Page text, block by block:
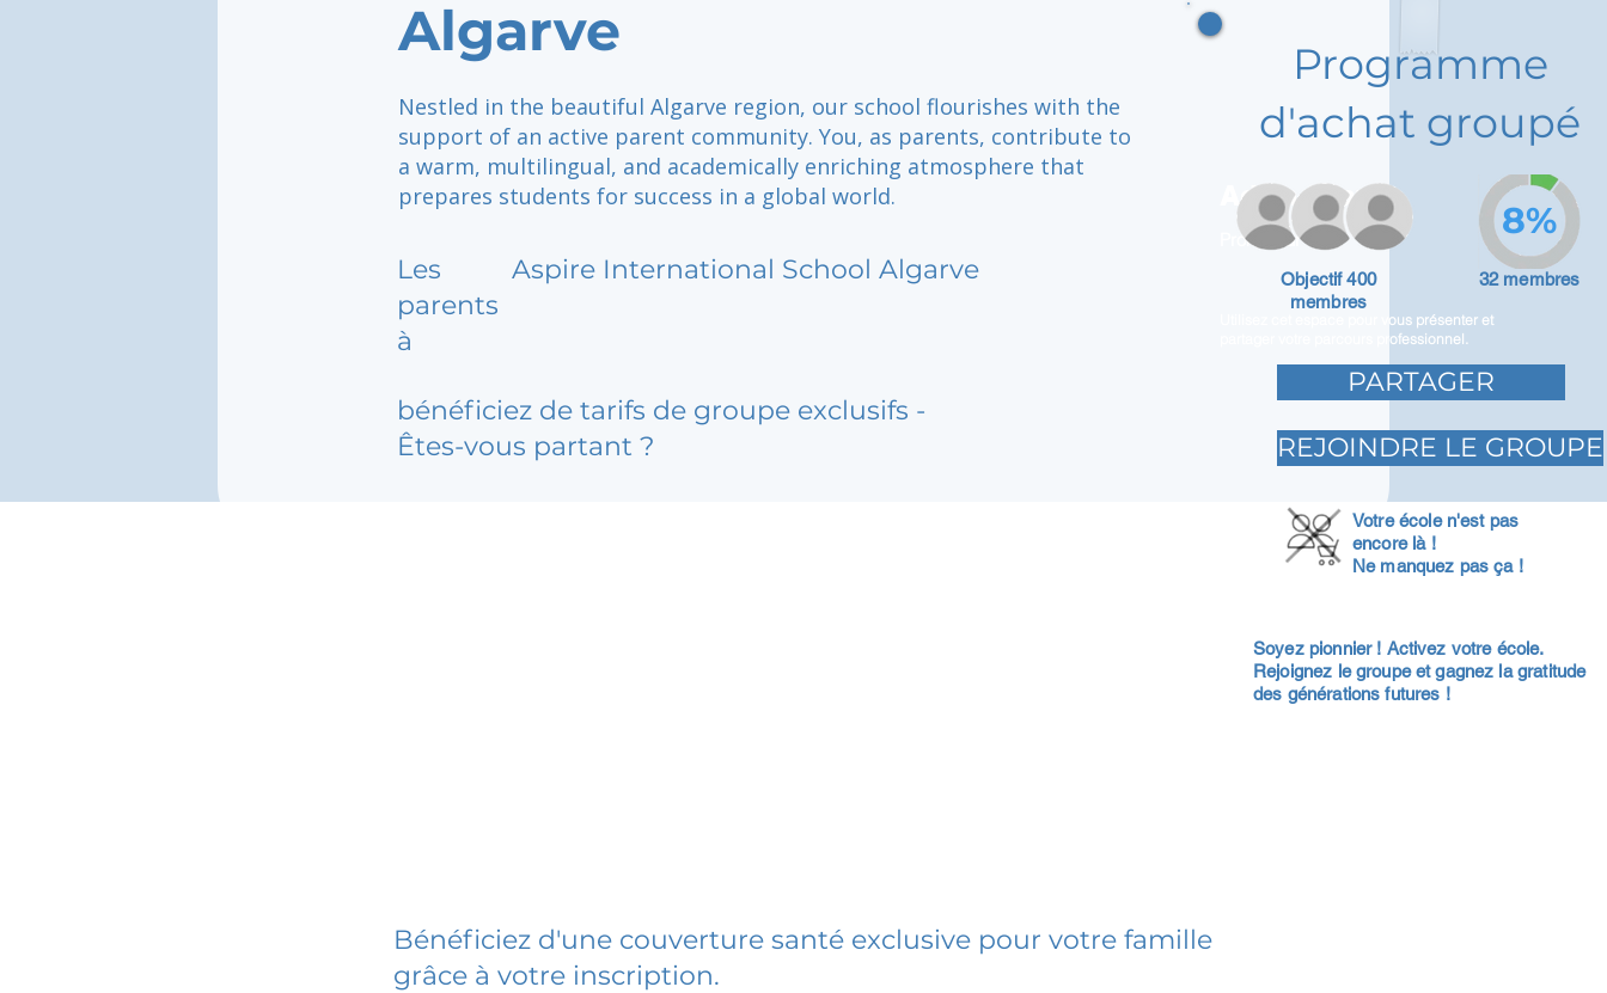
Algarve
Nestled in the beautiful Algarve region, our school flourishes with the
support of an active parent community. You, as parents, contribute to
a warm, multilingual, and academically enriching atmosphere that
prepares students for success in a global world.
Les
parents
à
Aspire International School Algarve
bénéficiez de tarifs de groupe exclusifs -
Êtes-vous partant ?
Adam Caar
Promoteur
Utilisez cet espace pour vous présenter et
partager votre parcours professionnel.
Programme
d'achat groupé
Objectif 400
membres
32 membres
8%
PARTAGER
REJOINDRE LE GROUPE
Votre école n'est pas
encore là !
Ne manquez pas ça !
Soyez pionnier ! Activez votre école.
Rejoignez le groupe et gagnez la gratitude
des générations futures !
Bénéficiez d'une couverture santé exclusive pour votre famille
grâce à votre inscription.